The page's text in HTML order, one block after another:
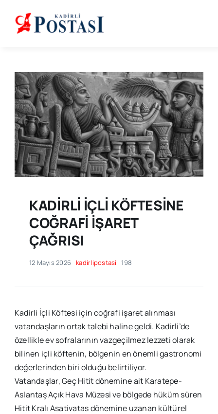
content
KADİRLİ İÇLİ KÖFTESİNE
COĞRAFİ İŞARET
ÇAĞRISI
12 Mayıs 2026 kadirlipostasi 198
Kadirli İçli Köftesi için coğrafi işaret alınması
vatandaşların ortak talebi haline geldi. Kadirli’de
özellikle ev sofralarının vazgeçilmez lezzeti olarak
bilinen içli köftenin, bölgenin en önemli gastronomi
değerlerinden biri olduğu belirtiliyor.
Vatandaşlar, Geç Hitit dönemine ait Karatepe-
Aslantaş Açık Hava Müzesi ve bölgede hüküm süren
Hitit Kralı Asativatas dönemine uzanan kültürel